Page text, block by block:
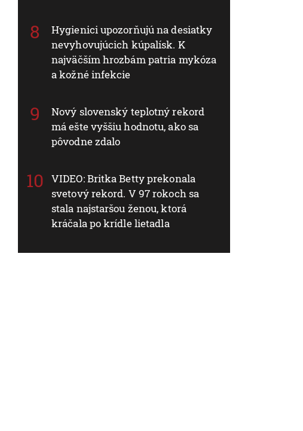
Hygienici upozorňujú na desiatky
nevyhovujúcich kúpalísk. K
najväčším hrozbám patria mykóza
a kožné infekcie
Nový slovenský teplotný rekord
má ešte vyššiu hodnotu, ako sa
pôvodne zdalo
VIDEO: Britka Betty prekonala
svetový rekord. V 97 rokoch sa
stala najstaršou ženou, ktorá
kráčala po krídle lietadla